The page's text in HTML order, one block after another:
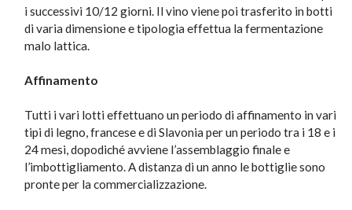
i successivi 10/12 giorni. Il vino viene poi trasferito in botti
di varia dimensione e tipologia effettua la fermentazione
malo lattica.
Affinamento
Tutti i vari lotti effettuano un periodo di affinamento in vari
tipi di legno, francese e di Slavonia per un periodo tra i 18 e i
24 mesi, dopodiché avviene l’assemblaggio finale e
l’imbottigliamento. A distanza di un anno le bottiglie sono
pronte per la commercializzazione.